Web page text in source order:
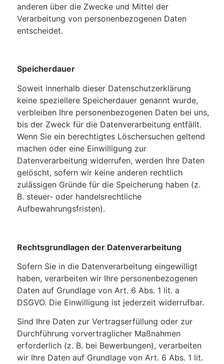
anderen über die Zwecke und Mittel der
Verarbeitung von personenbezogenen Daten
entscheidet.
Speicherdauer
Soweit innerhalb dieser Datenschutzerklärung
keine speziellere Speicherdauer genannt wurde,
verbleiben Ihre personenbezogenen Daten bei uns,
bis der Zweck für die Datenverarbeitung entfällt.
Wenn Sie ein berechtigtes Löschersuchen geltend
machen oder eine Einwilligung zur
Datenverarbeitung widerrufen, werden Ihre Daten
gelöscht, sofern wir keine anderen rechtlich
zulässigen Gründe für die Speicherung haben (z.
B. steuer- oder handelsrechtliche
Aufbewahrungsfristen).
Rechtsgrundlagen der Datenverarbeitung
Sofern Sie in die Datenverarbeitung eingewilligt
haben, verarbeiten wir Ihre personenbezogenen
Daten auf Grundlage von Art. 6 Abs. 1 lit. a
DSGVO. Die Einwilligung ist jederzeit widerrufbar.
Sind Ihre Daten zur Vertragserfüllung oder zur
Durchführung vorvertraglicher Maßnahmen
erforderlich (z. B. bei Bewerbungen), verarbeiten
wir Ihre Daten auf Grundlage von Art. 6 Abs. 1 lit.